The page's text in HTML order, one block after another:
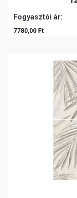
Fogyasztói ár:
7780,00 Ft